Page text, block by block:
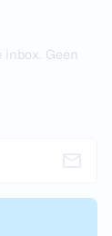
Geen